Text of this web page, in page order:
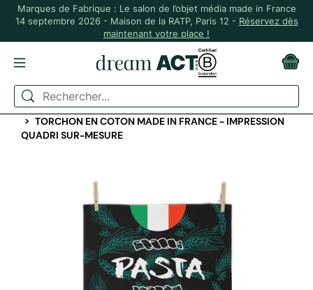
Marques de Fabrique : Le salon de l’objet média made in France
14 septembre 2026 - Maison de la RATP, Paris 12 - Réservez dès
maintenant votre place !
ACCUEIL
ART DE LA TABLE ET CUISINE
TABLIERS ET TORCHONS
TORCHON EN COTON MADE IN FRANCE - IMPRESSION
QUADRI SUR-MESURE